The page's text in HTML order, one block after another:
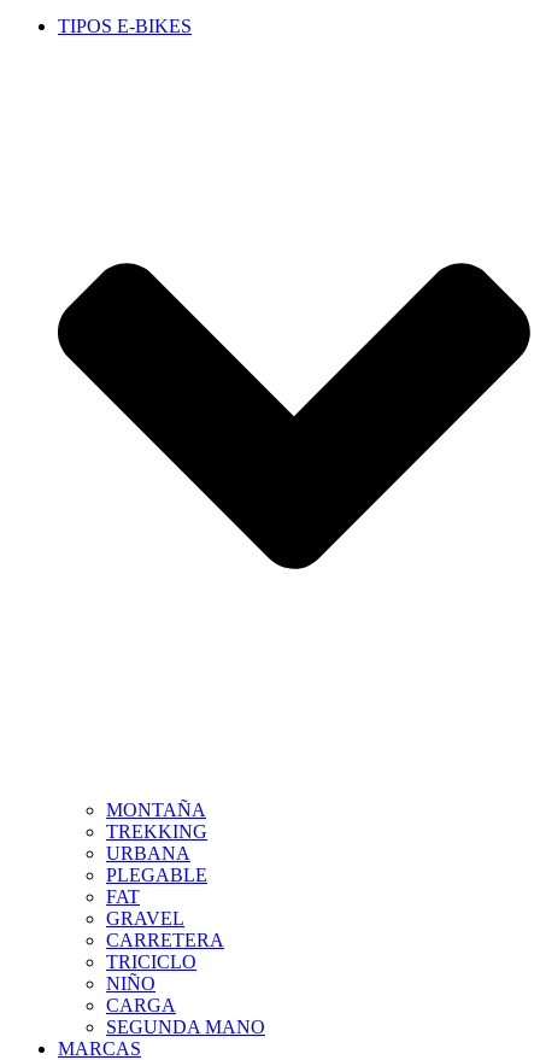
TIPOS E-BIKES
MONTAÑA
TREKKING
URBANA
PLEGABLE
FAT
GRAVEL
CARRETERA
TRICICLO
NIÑO
CARGA
SEGUNDA MANO
MARCAS